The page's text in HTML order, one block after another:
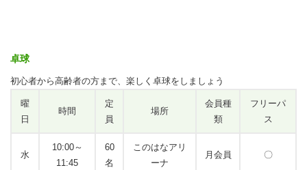
卓球
初心者から高齢者の方まで、楽しく卓球をしましょう
曜
日
時間
定
員
場所
会員種
類
フリーパ
ス
水
10:00～
11:45
60
名
このはなアリ
ーナ
月会員 〇